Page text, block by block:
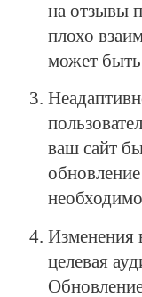
на отзывы
плохо
может быть
ваш сайт
Изменения
целевая